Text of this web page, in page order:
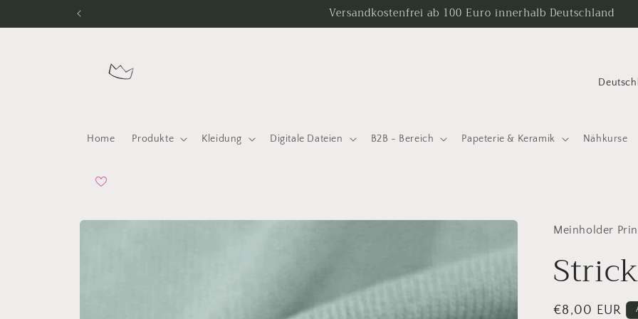
Inhalt
Versandkostenfrei ab 100 Euro innerhalb Deutschland
Home Produkte Kleidung Digitale Dateien B2B - Bereich Papeterie & Keramik Nähkurse
L
n
d
e
g
i
o
Zu
Meinholder
Normaler
€8,00 EUR